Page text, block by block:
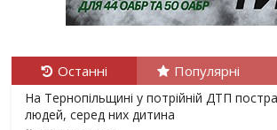
Останні Популярні
На Тернопільщині у потрійній ДТП
людей, серед них дитина